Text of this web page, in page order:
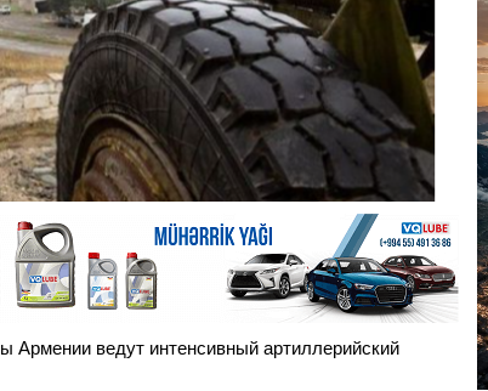
Армении ведут интенсивный артиллерийский